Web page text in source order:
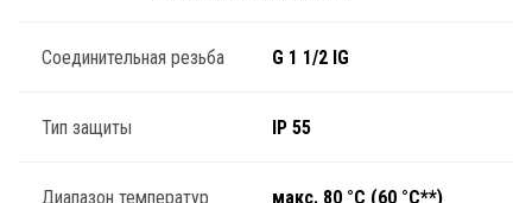
Соединительная резьба G 1 1/2 IG
Тип защиты IP 55
Диапазон температур макс. 80 °C (60 °C**)